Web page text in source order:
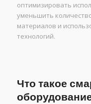
оптимизировать
уменьшить
материалов и
технологий.
Что такое